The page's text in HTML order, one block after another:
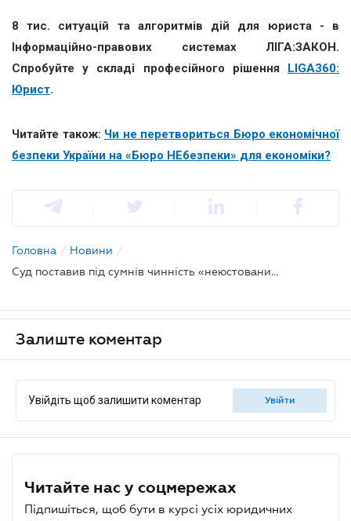
8 тис. ситуацій та алгоритмів дій для юриста - в
Інформаційно-правових системах ЛІГА:ЗАКОН.
Спробуйте у складі професійного рішення LIGA360:
Юрист.
Читайте також: Чи не перетвориться Бюро економічної
безпеки України на «Бюро НЕбезпеки» для економіки?
Головна / Новини /
Суд поставив під сумнів чинність «неюстованих» нормативно-правових актів ДБР
Залиште коментар
Увійдіть щоб залишити коментар увійти
Читайте нас у соцмережах
Підпишіться, щоб бути в курсі усіх юридичних